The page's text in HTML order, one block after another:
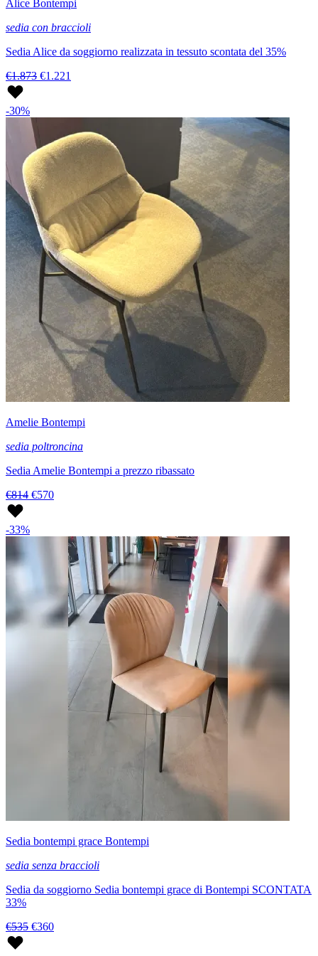
Alice Bontempi
sedia con braccioli
Sedia Alice da soggiorno realizzata in tessuto scontata del 35%
€1.873 €1.221
-30%
Amelie Bontempi
sedia poltroncina
Sedia Amelie Bontempi a prezzo ribassato
€814 €570
-33%
Sedia bontempi grace Bontempi
sedia senza braccioli
Sedia da soggiorno Sedia bontempi grace di Bontempi SCONTATA
33%
€535 €360